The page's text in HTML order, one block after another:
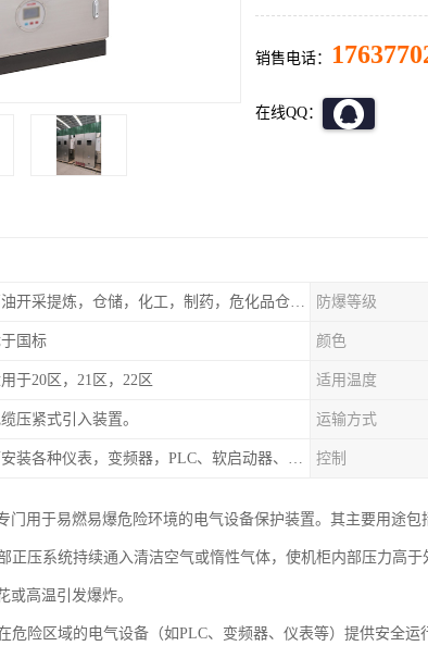
销售电话：
在线QQ：
石油开采提炼，仓储，化工，制药，危化品仓库工业设施等含有易燃易爆气体的环境 防爆等级
国标 颜色
于20区，21区，22区 适用温度
压紧式引入装置。 运输方式
可安装各种仪表，变频器，PLC、软启动器、触摸屏、计算机控制系统 控制
门用于易燃易爆危险环境的电气设备保护装置。其主要用途包
正压系统持续通入清洁空气或惰性气体，使机柜内部压力高
或高温引发爆炸。
危险区域的电气设备（如PLC、变频器、仪表等）提供安全